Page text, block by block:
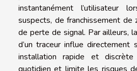
instantanément l’utilisateur
suspects, de franchissement de
de perte de signal. Par ailleurs,
d’un traceur influe directement
installation rapide et